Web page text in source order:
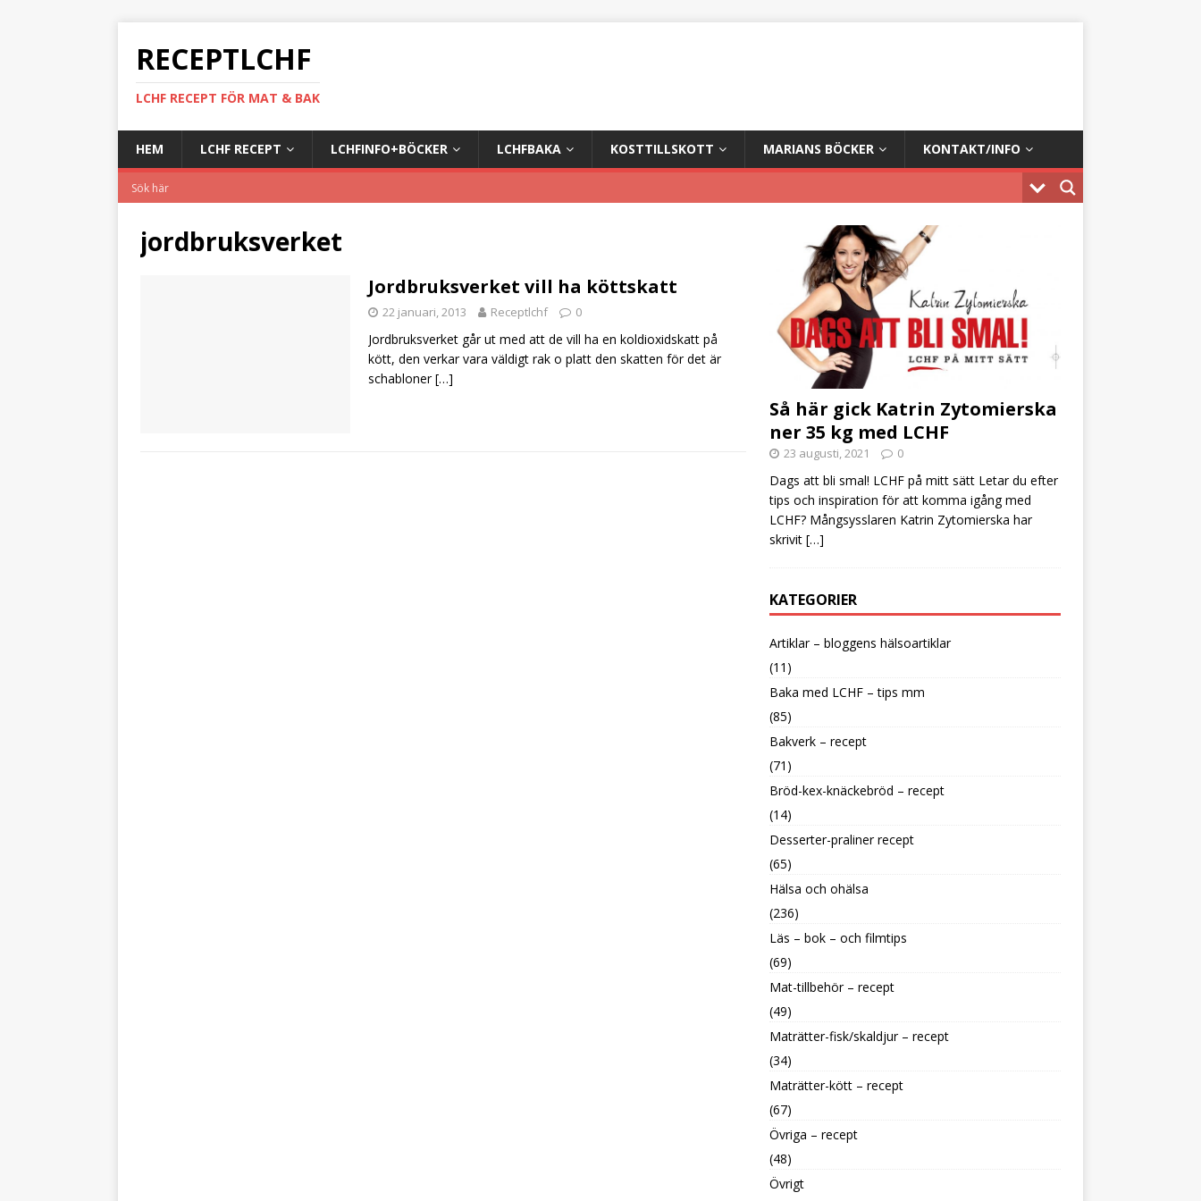
RECEPTLCHF
LCHF RECEPT FÖR MAT & BAK
HEM LCHF RECEPT LCHFINFO+BÖCKER LCHFBAKA KOSTTILLSKOTT MARIANS BÖCKER KONTAKT/INFO
jordbruksverket
Jordbruksverket vill ha köttskatt
22 januari, 2013 Receptlchf 0
Jordbruksverket går ut med att de vill ha en koldioxidskatt på
kött, den verkar vara väldigt rak o platt den skatten för det är
schabloner[…]
Så här gick Katrin Zytomierska
ner 35 kg med LCHF
23 augusti, 2021 0
Dags att bli smal! LCHF på mitt sätt Letar du efter
tips och inspiration för att komma igång med
LCHF? Mångsysslaren Katrin Zytomierska har
skrivit […]
KATEGORIER
Artiklar – bloggens hälsoartiklar
(11)
Baka med LCHF – tips mm
(85)
Bakverk – recept
(71)
Bröd-kex-knäckebröd – recept
(14)
Desserter-praliner recept
(65)
Hälsa och ohälsa
(236)
Läs – bok – och filmtips
(69)
Mat-tillbehör – recept
(49)
Maträtter-fisk/skaldjur – recept
(34)
Maträtter-kött – recept
(67)
Övriga – recept
(48)
Övrigt